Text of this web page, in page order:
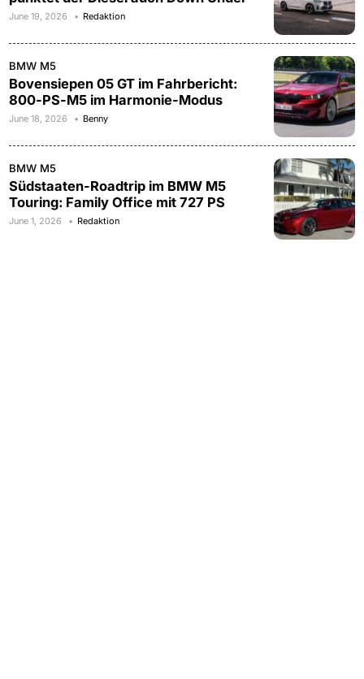
June 19, 2026 Redaktion
BMW M5
Bovensiepen 05 GT im Fahrbericht:
800-PS-M5 im Harmonie-Modus
June 18, 2026 Benny
BMW M5
Südstaaten-Roadtrip im BMW M5
Touring: Family Office mit 727 PS
June 1, 2026 Redaktion